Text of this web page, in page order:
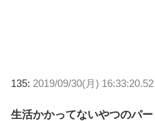
135: 2019/09/30(月)
生活かかってないやつのパ